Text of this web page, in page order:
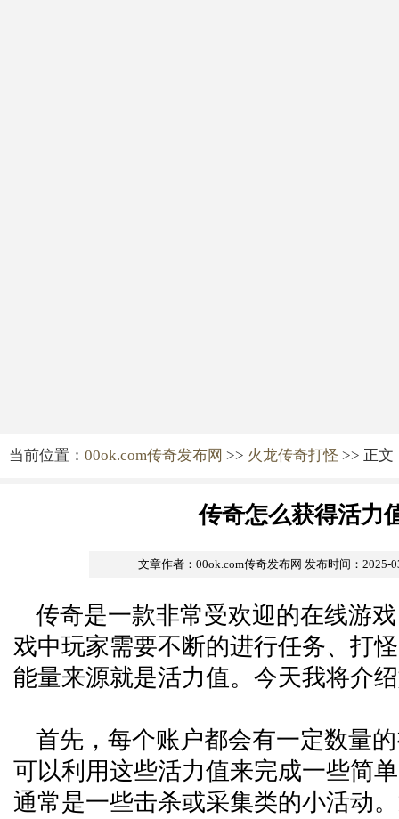
当前位置： 00ok.com传奇发布网 >> 火龙传奇打怪 >> 正文
传奇怎么获得活力
文章作者：00ok.com传奇发布网 发布时间：2025-
传奇是一款非常受欢迎的在线游
戏中玩家需要不断的进行任务、打
能量来源就是活力值。今天我将介
首先，每个账户都会有一定数量
可以利用这些活力值来完成一些简
通常是一些击杀或采集类的小活动